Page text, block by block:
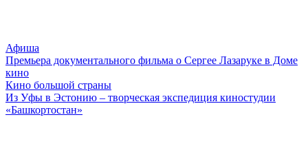
Афиша
Премьера документального фильма о Сергее Лазаруке в Доме
кино
Кино большой страны
Из Уфы в Эстонию – творческая экспедиция киностудии
«Башкортостан»